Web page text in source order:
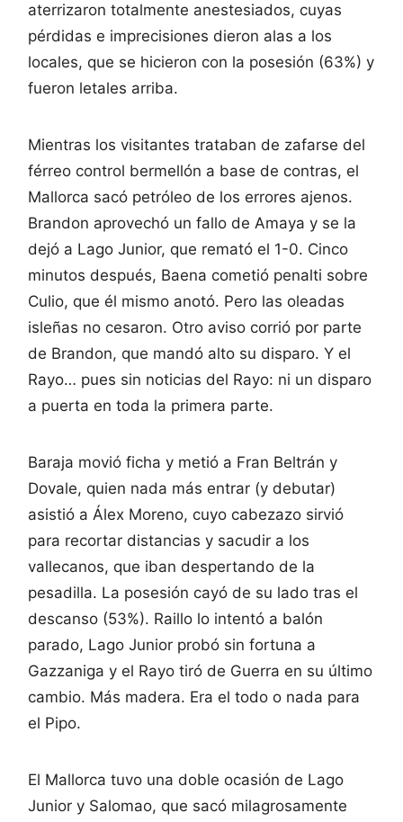
aterrizaron totalmente anestesiados, cuyas
pérdidas e imprecisiones dieron alas a los
locales, que se hicieron con la posesión (63%) y
fueron letales arriba.
Mientras los visitantes trataban de zafarse del
férreo control bermellón a base de contras, el
Mallorca sacó petróleo de los errores ajenos.
Brandon aprovechó un fallo de Amaya y se la
dejó a Lago Junior, que remató el 1-0. Cinco
minutos después, Baena cometió penalti sobre
Culio, que él mismo anotó. Pero las oleadas
isleñas no cesaron. Otro aviso corrió por parte
de Brandon, que mandó alto su disparo. Y el
Rayo… pues sin noticias del Rayo: ni un disparo
a puerta en toda la primera parte.
Baraja movió ficha y metió a Fran Beltrán y
Dovale, quien nada más entrar (y debutar)
asistió a Álex Moreno, cuyo cabezazo sirvió
para recortar distancias y sacudir a los
vallecanos, que iban despertando de la
pesadilla. La posesión cayó de su lado tras el
descanso (53%). Raillo lo intentó a balón
parado, Lago Junior probó sin fortuna a
Gazzaniga y el Rayo tiró de Guerra en su último
cambio. Más madera. Era el todo o nada para
el Pipo.
El Mallorca tuvo una doble ocasión de Lago
Junior y Salomao, que sacó milagrosamente